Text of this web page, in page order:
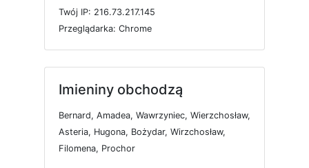
Twój IP: 216.73.217.145
Przeglądarka: Chrome
Imieniny obchodzą
Bernard, Amadea, Wawrzyniec, Wierzchosław,
Asteria, Hugona, Bożydar, Wirzchosław,
Filomena, Prochor